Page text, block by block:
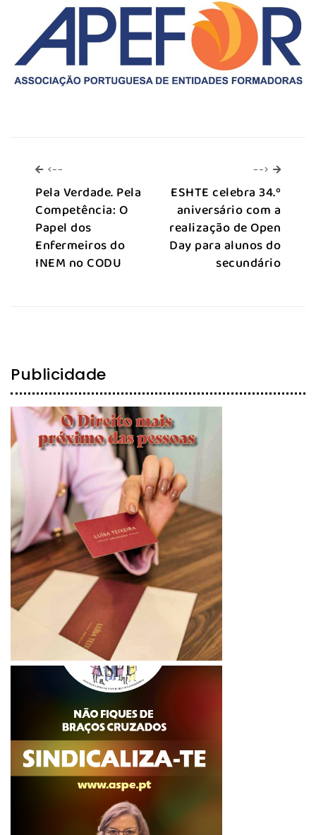
<--
Pela Verdade. Pela
Competência: O
Papel dos
Enfermeiros do
INEM no CODU
--> -->
ESHTE celebra 34.º
aniversário com a
realização de Open
Day para alunos do
secundário
Publicidade